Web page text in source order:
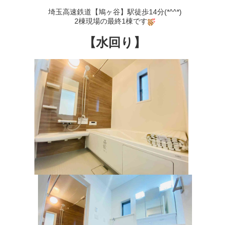
埼玉高速鉄道【鳩ヶ谷】駅徒歩14分(*^^*)
2棟現場の最終1棟です
【水回り】